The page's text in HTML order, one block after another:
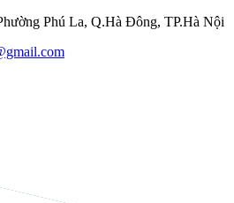
Phú La, Q.Hà Đông, TP.Hà Nội